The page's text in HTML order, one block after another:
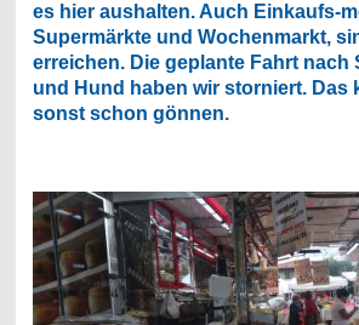
es hier aushalten. Auch Einkaufs-
Supermärkte und Wochenmarkt,
erreichen. Die geplante Fahrt nach
und Hund haben wir storniert. Das
sonst schon gönnen.